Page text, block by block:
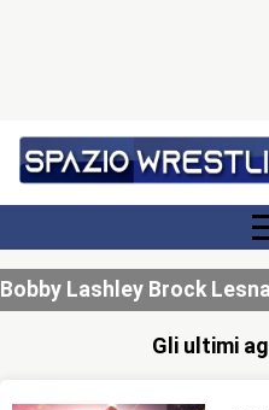
Bobby Lashley Brock
Gli ultimi